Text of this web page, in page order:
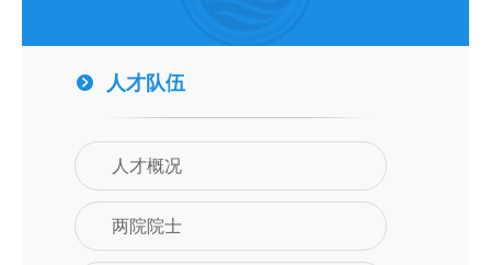
人才队伍
人才概况
两院院士